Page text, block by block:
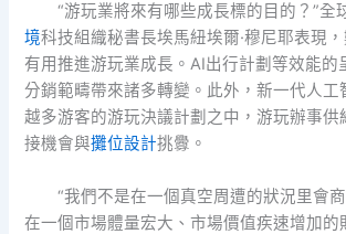
“游玩業將來有哪些成長標的目的？”全
境科技組織秘書長埃馬紐埃爾·穆尼耶表現
有用推進游玩業成長。AI出行計劃等效能的
分銷範疇帶來諸多轉變。此外，新一代人工
越多游客的游玩決議計劃之中，游玩辦事供
接機會與攤位設計挑釁。
“我們不是在一個真空周遭的狀況里會
在一個市場體量宏大、市場價值疾速增加的